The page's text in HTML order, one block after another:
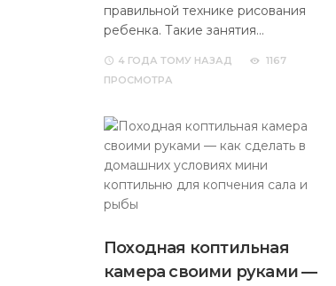
правильной технике рисования
ребенка. Такие занятия…
4 ГОДА ТОМУ НАЗАД
1167
ПРОСМОТРА
Походная коптильная
камера своими руками —